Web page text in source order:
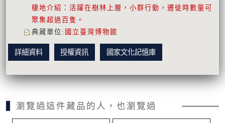
棲地介紹：活躍在樹林上層，小群行動，遷徙時數量可
聚集超過百隻。
典藏單位 : 國立臺灣博物館
詳細資料 授權資訊 國家文化記憶庫
瀏覽過這件藏品的人，也瀏覽過